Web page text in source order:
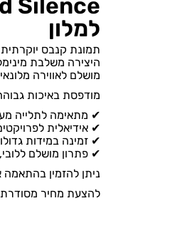
למלון
תמונת קנבס יוקרתית
היצירה משלבת
מושלם לאווירה
מודפסת באיכות
✔ מתאימה לתלייה
✔ אידיאלית
✔ זמינה במידות
✔ פתרון מושלם
ניתן להזמין בהתאמה
להצעת מחיר מסודרת :